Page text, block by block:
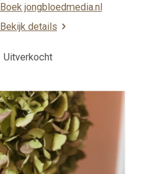
Boek jongbloedmedia.nl
Bekijk details
Uitverkocht